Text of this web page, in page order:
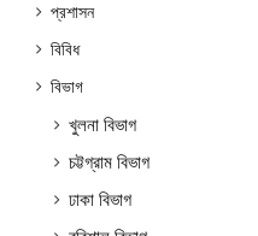
প্রশাসন
বিবিধ
বিভাগ
খুলনা বিভাগ
চট্টগ্রাম বিভাগ
ঢাকা বিভাগ